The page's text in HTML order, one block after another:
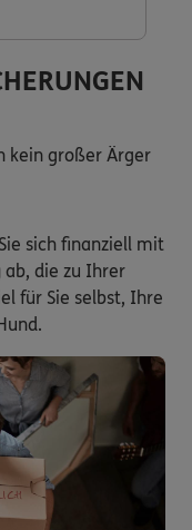
kein großer Ärger
sich finanziell mit
ab, die zu Ihrer
für Sie selbst, Ihre